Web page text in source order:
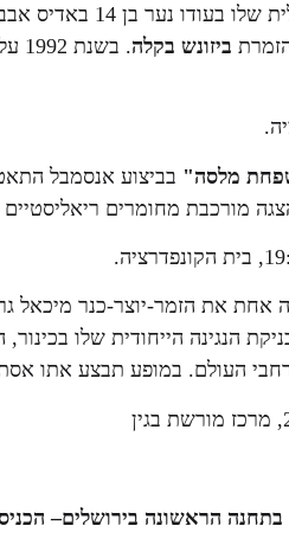
ובכלל. מלסה החל את
ביזונש בקלה
.
מלסה" בביצוע אנסמבל
מורכבת מחומרים ריאליסטיים
אחת את הזמר-יוצר-כנר מיכאל
הנגינה הייחודית שלו
העולם. במופע תבצע אתו
הראשונה בירושלים–